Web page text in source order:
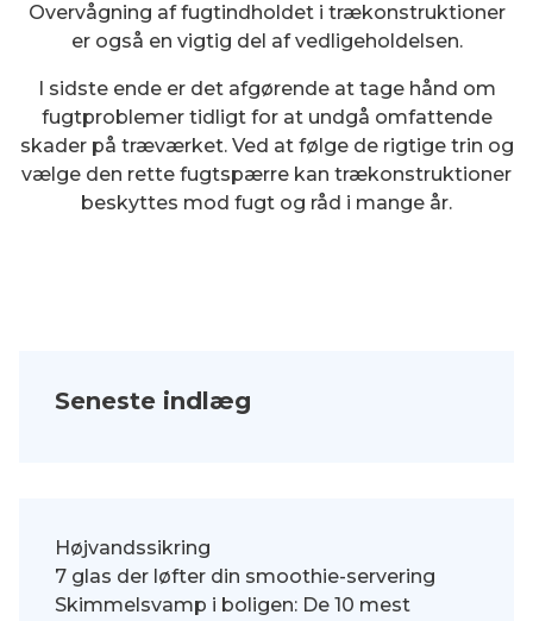
Overvågning af fugtindholdet i trækonstruktioner
er også en vigtig del af vedligeholdelsen.
I sidste ende er det afgørende at tage hånd om
fugtproblemer tidligt for at undgå omfattende
skader på træværket. Ved at følge de rigtige trin og
vælge den rette fugtspærre kan trækonstruktioner
beskyttes mod fugt og råd i mange år.
Seneste indlæg
Højvandssikring
7 glas der løfter din smoothie-servering
Skimmelsvamp i boligen: De 10 mest